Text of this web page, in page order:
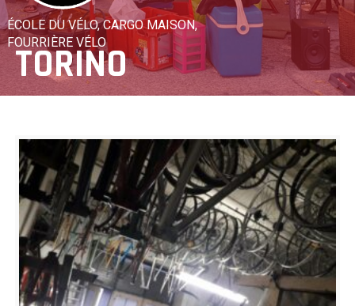
ÉCOLE DU VÉLO, CARGO MAISON,
FOURRIÈRE VÉLO
TORINO